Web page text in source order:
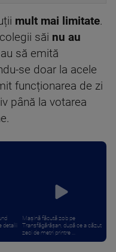
mult mai limitate.
săi nu au
să emită
se doar la acele
funcționarea de zi
până la votarea
Mașină făcută zob pe
Transfăgărășan, după ce a căzut
zeci de metri printre ...